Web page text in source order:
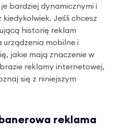
bardziej dynamicznymi i
kiedykolwiek. Jeśli chcesz
historię reklam
urządzenia mobilne i
jakie mają znaczenie w
reklamy internetowej,
się z niniejszym
reklama